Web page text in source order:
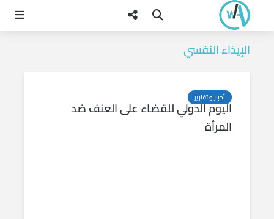
الإيذاء النفسي
أخبار و تقارير
اليوم الدولي للقضاء على العنف ضد
المرأة